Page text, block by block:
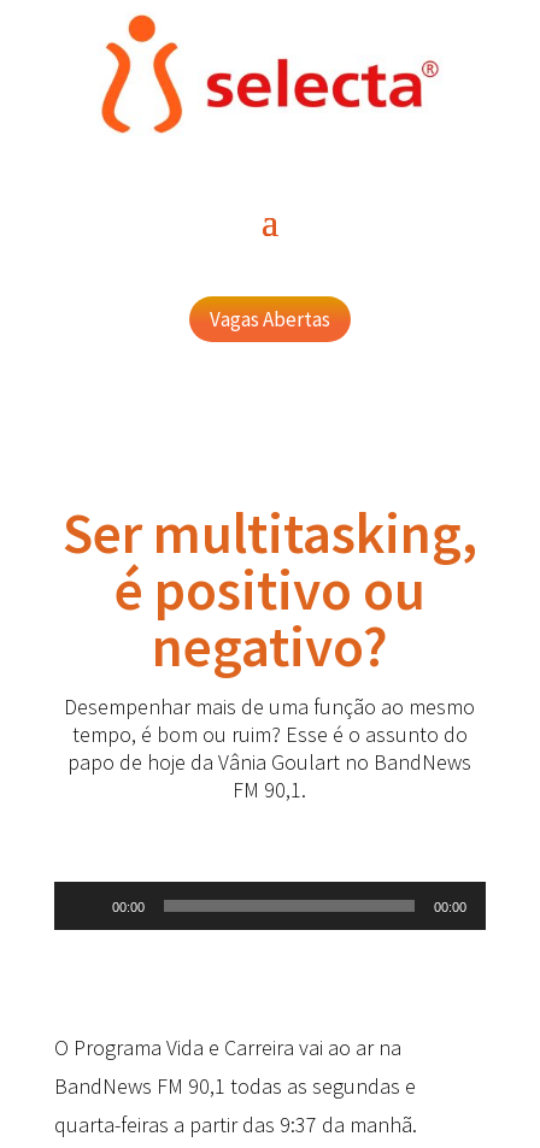
Vagas Abertas
Ser multitasking,
é positivo ou
negativo?
Desempenhar mais de uma função ao mesmo
tempo, é bom ou ruim? Esse é o assunto do
papo de hoje da Vânia Goulart no BandNews
FM 90,1.
Tocador
de
00:00 00:00
O Programa Vida e Carreira vai ao ar na
BandNews FM 90,1 todas as segundas e
quarta-feiras a partir das 9:37 da manhã.